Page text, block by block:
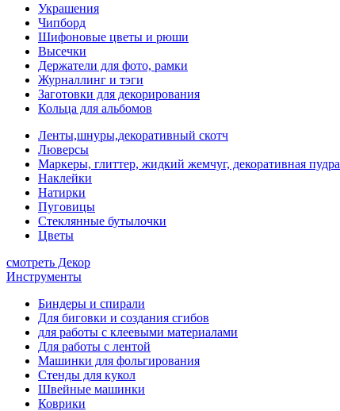
Украшения
Чипборд
Шифоновые цветы и рюши
Высечки
Держатели для фото, рамки
Журналлинг и тэги
Заготовки для декорирования
Кольца для альбомов
Ленты,шнуры,декоративный скотч
Люверсы
Маркеры, глиттер, жидкий жемчуг, декоративная пудра
Наклейки
Натирки
Пуговицы
Стеклянные бутылочки
Цветы
смотреть Декор
Инструменты
Биндеры и спирали
Для биговки и создания сгибов
для работы с клеевыми материалами
Для работы с лентой
Машинки для фольгирования
Стенды для кукол
Швейные машинки
Коврики